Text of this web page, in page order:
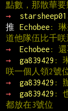
點數，那散華要
→
推
Echobee : 琳
道他隊伍比千咲
→
Echobee : 還
→
ga839429 :
咲一個人領2號
→
ga839429 :
→
ga839429 :
都放在3號位